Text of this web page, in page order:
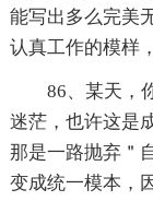
能写出多么完美
认真工作的模样
86、某天，
迷茫，也许这是
那是一路抛弃＂
变成统一模本，